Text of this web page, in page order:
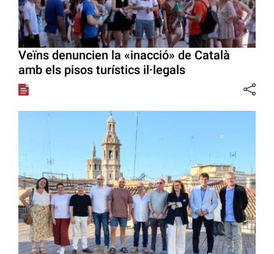
Veïns denuncien la «inacció» de Català
amb els pisos turístics il·legals